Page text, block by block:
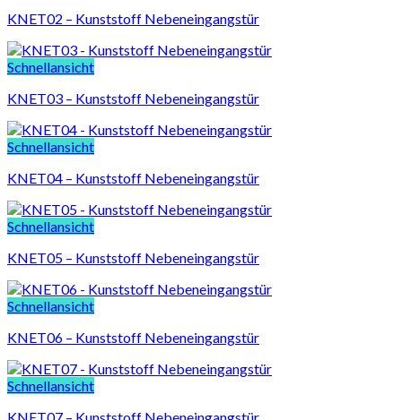
KNET02 – Kunststoff Nebeneingangstür
Schnellansicht
KNET03 – Kunststoff Nebeneingangstür
Schnellansicht
KNET04 – Kunststoff Nebeneingangstür
Schnellansicht
KNET05 – Kunststoff Nebeneingangstür
Schnellansicht
KNET06 – Kunststoff Nebeneingangstür
Schnellansicht